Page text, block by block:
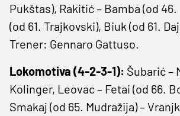
Pukštas), Rakitić – Bamba (od
(od 61. Trajkovski), Biuk (od 61.
Trener: Gennaro Gattuso.
Lokomotiva (4-2-3-1): Šubarić –
Kolinger, Leovac – Fetai (od 66.
Smakaj (od 65. Mudražija) –